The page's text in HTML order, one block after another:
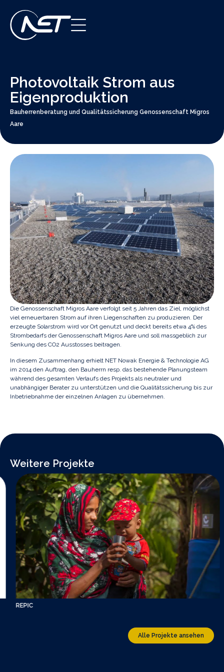
Photovoltaik Strom aus
Eigenproduktion
Bauherrenberatung und Qualitätssicherung Genossenschaft Migros
Aare
Die Genossenschaft Migros Aare verfolgt seit 5 Jahren das Ziel, möglichst
viel erneuerbaren Strom auf ihren Liegenschaften zu produzieren. Der
erzeugte Solarstrom wird vor Ort genutzt und deckt bereits etwa 4% des
Strombedarfs der Genossenschaft Migros Aare und soll massgeblich zur
Senkung des CO2 Ausstosses beitragen.
In diesem Zusammenhang erhielt NET Nowak Energie & Technologie AG
im 2014 den Auftrag, den Bauherrn resp. das bestehende Planungsteam
während des gesamten Verlaufs des Projekts als neutraler und
unabhängiger Berater zu unterstützen und die Qualitätssicherung bis zur
Inbetriebnahme der einzelnen Anlagen zu übernehmen.
Weitere Projekte
REPIC
Alle Projekte ansehen